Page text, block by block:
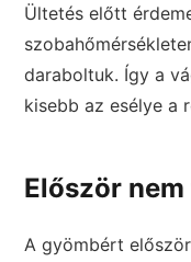
Ültetés előtt
daraboltuk. Így a
kisebb az esélye a
Először
A gyömbért